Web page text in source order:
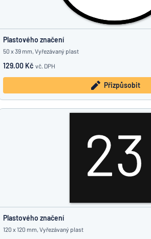
Plastového značení
50 x 39 mm, Vyřezávaný plast
129.00 Kč vč. DPH
Přizpůsobit
Plastového značení
120 x 120 mm, Vyřezávaný plast